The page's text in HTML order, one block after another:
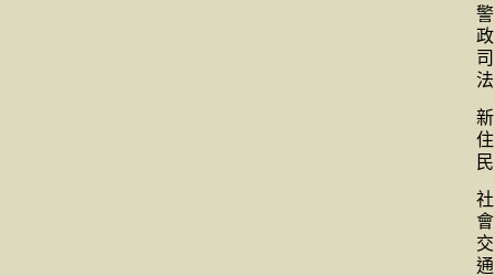
警
政
司
法
新
住
民
社
會
交
通